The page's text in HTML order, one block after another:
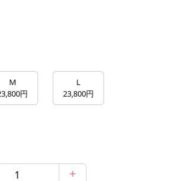
M
円
L
23,800円